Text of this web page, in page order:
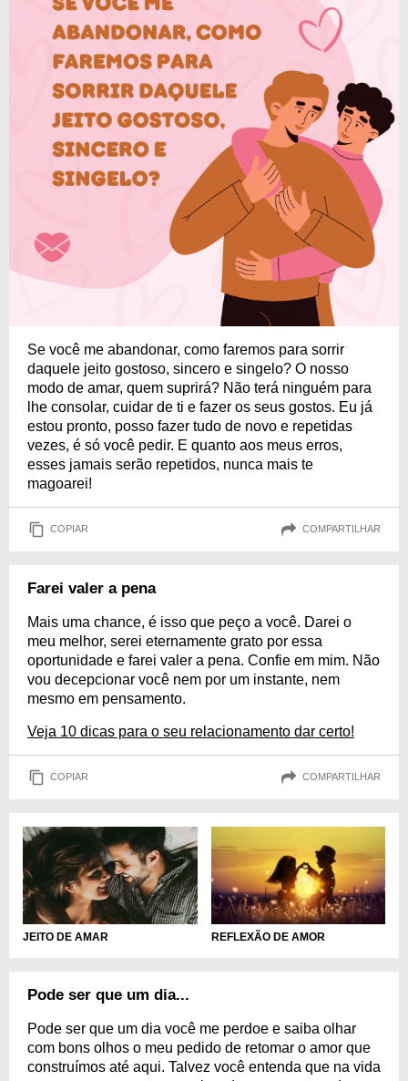
Se você me abandonar, como faremos para sorrir
daquele jeito gostoso, sincero e singelo? O nosso
modo de amar, quem suprirá? Não terá ninguém para
lhe consolar, cuidar de ti e fazer os seus gostos. Eu já
estou pronto, posso fazer tudo de novo e repetidas
vezes, é só você pedir. E quanto aos meus erros,
esses jamais serão repetidos, nunca mais te
magoarei!
COPIAR COMPARTILHAR
Farei valer a pena
Mais uma chance, é isso que peço a você. Darei o
meu melhor, serei eternamente grato por essa
oportunidade e farei valer a pena. Confie em mim. Não
vou decepcionar você nem por um instante, nem
mesmo em pensamento.
Veja 10 dicas para o seu relacionamento dar certo!
COPIAR COMPARTILHAR
JEITO DE AMAR REFLEXÃO DE AMOR
Pode ser que um dia...
Pode ser que um dia você me perdoe e saiba olhar
com bons olhos o meu pedido de retomar o amor que
construímos até aqui. Talvez você entenda que na vida